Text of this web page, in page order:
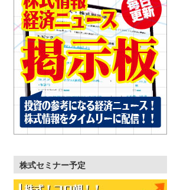
株式セミナー予定